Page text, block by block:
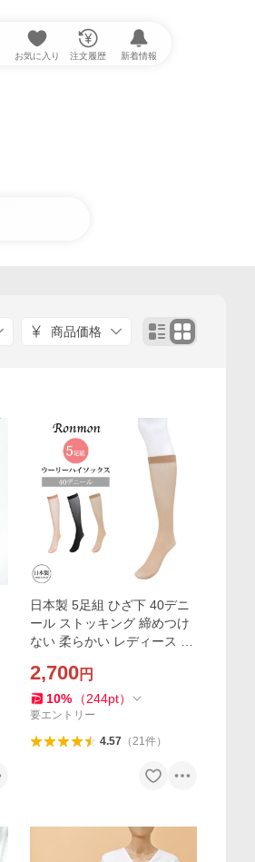
お気に入り 注文履歴 新着情報
商品価格
日本製 5足組 ひざ下 40デニ
ール ストッキング 締めつけ
ない 柔らかい レディース 女
靴下タイプ 膝下 ストッキン
グ ナチュラル 黒
2,700円
10% （244pt）
要エントリー
4.57（21件）